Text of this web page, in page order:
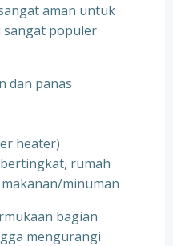
aman untuk
sangat populer
dan panas
heater)
rumah
minuman
bagian
mengurangi